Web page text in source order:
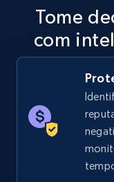
more.
5.6K+
TikTok Shop
URL, Title,
price, Final
Tome
com